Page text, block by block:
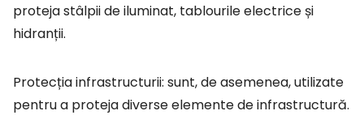
proteja stâlpii de iluminat, tablourile electrice și
hidranții.
Protecția infrastructurii: sunt, de asemenea, utilizate
pentru a proteja diverse elemente de infrastructură.